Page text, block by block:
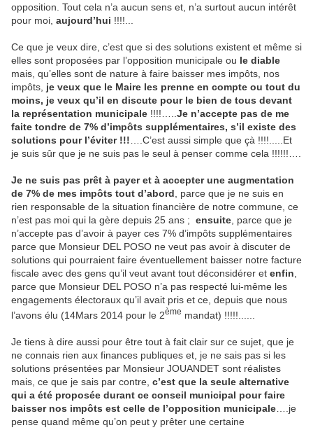
opposition. Tout cela n’a aucun sens et, n’a surtout aucun intérêt
pour moi, aujourd’hui !!!!...
Ce que je veux dire, c’est que si des solutions existent et même si
elles sont proposées par l’opposition municipale ou le diable
mais, qu’elles sont de nature à faire baisser mes impôts, nos
impôts, je veux que le Maire les prenne en compte ou tout du
moins, je veux qu’il en discute pour le bien de tous devant
la représentation municipale !!!!….. Je n’accepte pas de me
faite tondre de 7% d’impôts supplémentaires, s’il existe des
solutions pour l’éviter !!! ….C’est aussi simple que çà !!!!.....Et
je suis sûr que je ne suis pas le seul à penser comme cela !!!!!!….
Je ne suis pas prêt à payer et à accepter une augmentation
de 7% de mes impôts tout d’abord , parce que je ne suis en
rien responsable de la situation financière de notre commune, ce
n’est pas moi qui la gère depuis 25 ans ; ensuite , parce que je
n’accepte pas d’avoir à payer ces 7% d’impôts supplémentaires
parce que Monsieur DEL POSO ne veut pas avoir à discuter de
solutions qui pourraient faire éventuellement baisser notre facture
fiscale avec des gens qu’il veut avant tout déconsidérer et enfin
parce que Monsieur DEL POSO n’a pas respecté lui-même les
engagements électoraux qu’il avait pris et ce, depuis que nous
l’avons élu (14Mars 2014 pour le 2ème mandat) !!!!!......
Je tiens à dire aussi pour être tout à fait clair sur ce sujet, que je
ne connais rien aux finances publiques et, je ne sais pas si les
solutions présentées par Monsieur JOUANDET sont réalistes
mais, ce que je sais par contre, c’est que la seule alternative
qui a été proposée durant ce conseil municipal pour faire
baisser nos impôts est celle de l’opposition municipale….je
pense quand même qu’on peut y prêter une certaine